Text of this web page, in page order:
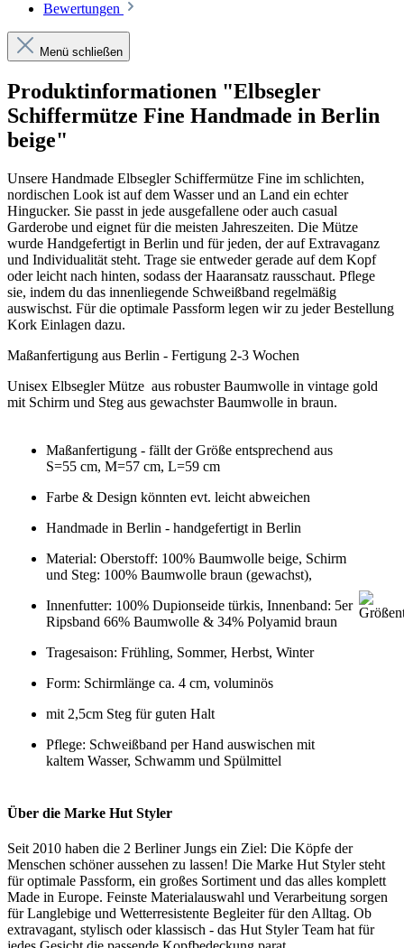
Bewertungen
Menü schließen
Produktinformationen "Elbsegler
Schiffermütze Fine Handmade in Berlin
beige"
Unsere Handmade Elbsegler Schiffermütze Fine im schlichten,
nordischen Look ist auf dem Wasser und an Land ein echter
Hingucker. Sie passt in jede ausgefallene oder auch casual
Garderobe und eignet für die meisten Jahreszeiten. Die Mütze
wurde Handgefertigt in Berlin und für jeden, der auf Extravaganz
und Individualität steht. Trage sie entweder gerade auf dem Kopf
oder leicht nach hinten, sodass der Haaransatz rausschaut. Pflege
sie, indem du das innenliegende Schweißband regelmäßig
auswischst. Für die optimale Passform legen wir zu jeder Bestellung
Kork Einlagen dazu.
Maßanfertigung aus Berlin - Fertigung 2-3 Wochen
Unisex Elbsegler Mütze aus robuster Baumwolle in vintage gold
mit Schirm und Steg aus gewachster Baumwolle in braun.
Maßanfertigung - fällt der Größe entsprechend aus
S=55 cm, M=57 cm, L=59 cm
Farbe & Design könnten evt. leicht abweichen
Handmade in Berlin - handgefertigt in Berlin
Material: Oberstoff: 100% Baumwolle beige, Schirm
und Steg: 100% Baumwolle braun (gewachst),
Innenfutter: 100% Dupionseide türkis, Innenband: 5er
Ripsband 66% Baumwolle & 34% Polyamid braun
Tragesaison: Frühling, Sommer, Herbst, Winter
Form: Schirmlänge ca. 4 cm, voluminös
mit 2,5cm Steg für guten Halt
Pflege: Schweißband per Hand auswischen mit
kaltem Wasser, Schwamm und Spülmittel
Über die Marke Hut Styler
Seit 2010 haben die 2 Berliner Jungs ein Ziel: Die Köpfe der
Menschen schöner aussehen zu lassen! Die Marke Hut Styler steht
für optimale Passform, ein großes Sortiment und das alles komplett
Made in Europe. Feinste Materialauswahl und Verarbeitung sorgen
für Langlebige und Wetterresistente Begleiter für den Alltag. Ob
extravagant, stylisch oder klassisch - das Hut Styler Team hat für